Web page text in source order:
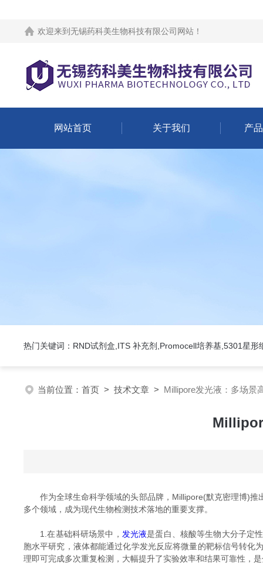
欢迎来到 无锡药科美生物科技有限公司网站 ！
网站首页 关于我们 产
热门关键词：RND试剂盒,ITS 补充剂,Promocell培养基,5301星形
当前位置： 首页 > 技术文章 > Millipore发光液：多场景
作为全球生命科学领域的头部品牌，Millipore(默克密理博)推
多个领域，成为现代生物检测技术落地的重要支撑。
1.在基础科研场景中， 发光液是蛋白、核酸等生物大分子定
胞水平研究，液体都能通过化学发光反应将微量的靶标信号转
理即可完成多次重复检测，大幅提升了实验效率和结果可靠性，